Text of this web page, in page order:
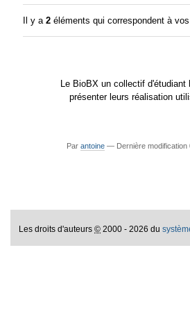
Il y a2 éléments qui correspondent à
Le BioBX un collectif
présenter leurs réalisation
Par antoine — Dernière modification
Les droits d'auteurs© 2000 - 2026 du